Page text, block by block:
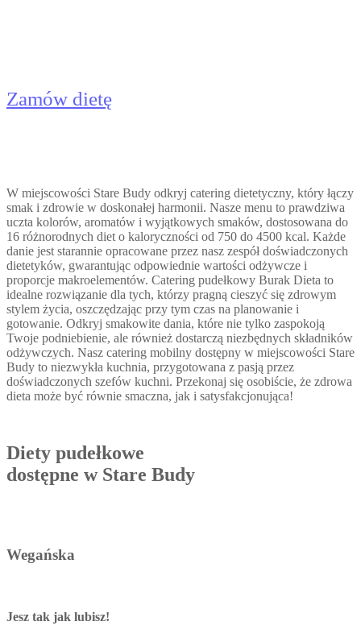
Zamów dietę
W miejscowości Stare Budy odkryj catering dietetyczny, który łączy
smak i zdrowie w doskonałej harmonii. Nasze menu to prawdziwa
uczta kolorów, aromatów i wyjątkowych smaków, dostosowana do
16 różnorodnych diet o kaloryczności od 750 do 4500 kcal. Każde
danie jest starannie opracowane przez nasz zespół doświadczonych
dietetyków, gwarantując odpowiednie wartości odżywcze i
proporcje makroelementów. Catering pudełkowy Burak Dieta to
idealne rozwiązanie dla tych, którzy pragną cieszyć się zdrowym
stylem życia, oszczędzając przy tym czas na planowanie i
gotowanie. Odkryj smakowite dania, które nie tylko zaspokoją
Twoje podniebienie, ale również dostarczą niezbędnych składników
odżywczych. Nasz catering mobilny dostępny w miejscowości Stare
Budy to niezwykła kuchnia, przygotowana z pasją przez
doświadczonych szefów kuchni. Przekonaj się osobiście, że zdrowa
dieta może być równie smaczna, jak i satysfakcjonująca!
Diety pudełkowe
dostępne w Stare Budy
Wegańska
Jesz tak jak lubisz!